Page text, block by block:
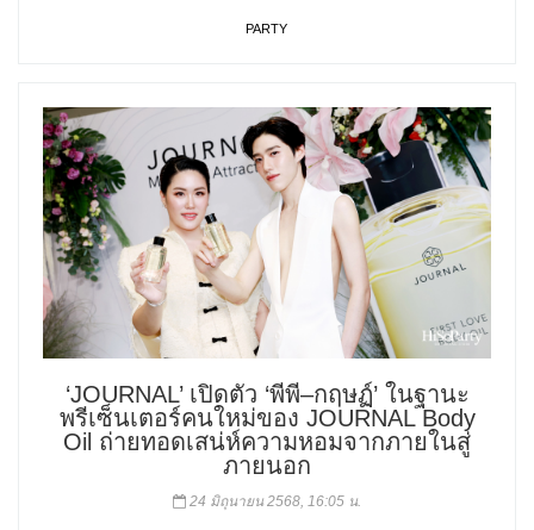
PARTY
‘JOURNAL’ เปิดตัว ‘พีพี–กฤษฏ์’ ในฐานะ
พรีเซ็นเตอร์คนใหม่ของ JOURNAL Body
Oil ถ่ายทอดเสน่ห์ความหอมจากภายในสู่
ภายนอก
24 มิถุนายน 2568, 16:05 น.